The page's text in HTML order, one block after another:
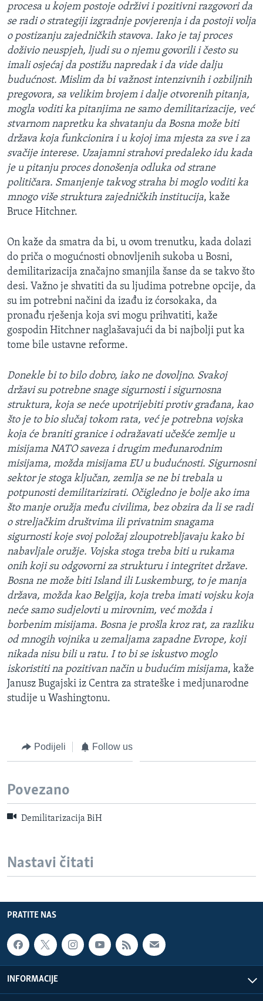
procesa u kojem postoje održivi i pozitivni razgovori da
se radi o strategiji izgradnje povjerenja i da postoji volja
o postizanju zajedničkih stavova. Iako je taj proces
doživio neuspjeh, ljudi su o njemu govorili i često su
imali osjećaj da postižu napredak i da vide dalju
budućnost. Mislim da bi važnost intenzivnih i ozbiljnih
pregovora, sa velikim brojem i dalje otvorenih pitanja,
mogla voditi ka pitanjima ne samo demilitarizacije, već
stvarnom napretku ka shvatanju da Bosna može biti
država koja funkcionira i u kojoj ima mjesta za sve i za
svačije interese. Uzajamni strahovi predaleko idu kada
je u pitanju proces donošenja odluka od strane
političara. Smanjenje takvog straha bi moglo voditi ka
mnogo više struktura zajedničkih institucija, kaže
Bruce Hitchner.
On kaže da smatra da bi, u ovom trenutku, kada dolazi
do priča o mogućnosti obnovljenih sukoba u Bosni,
demilitarizacija značajno smanjila šanse da se takvo što
desi. Važno je shvatiti da su ljudima potrebne opcije, da
su im potrebni načini da izađu iz ćorsokaka, da
pronađu rješenja koja svi mogu prihvatiti, kaže
gospodin Hitchner naglašavajući da bi najbolji put ka
tome bile ustavne reforme.
Donekle bi to bilo dobro, iako ne dovoljno. Svakoj
državi su potrebne snage sigurnosti i sigurnosna
struktura, koja se neće upotrijebiti protiv građana, kao
što je to bio slučaj tokom rata, već je potrebna vojska
koja će braniti granice i odražavati učešće zemlje u
misijama NATO saveza i drugim međunarodnim
misijama, možda misijama EU u budućnosti. Sigurnosni
sektor je stoga ključan, zemlja se ne bi trebala u
potpunosti demilitarizirati. Očigledno je bolje ako ima
što manje oružja među civilima, bez obzira da li se radi
o streljačkim društvima ili privatnim snagama
sigurnosti koje svoj položaj zloupotrebljavaju kako bi
nabavljale oružje. Vojska stoga treba biti u rukama
onih koji su odgovorni za strukturu i integritet države.
Bosna ne može biti Island ili Luskemburg, to je manja
država, možda kao Belgija, koja treba imati vojsku koja
neće samo sudjelovti u mirovnim, već možda i
borbenim misijama. Bosna je prošla kroz rat, za razliku
od mnogih vojnika u zemaljama zapadne Evrope, koji
nikada nisu bili u ratu. I to bi se iskustvo moglo
iskoristiti na pozitivan način u budućim misijama, kaže
Janusz Bugajski iz Centra za strateške i medjunarodne
studije u Washingtonu.
Podijeli Follow us
Povezano
Demilitarizacija BiH
Nastavi čitati
PRATITE NAS
INFORMACIJE